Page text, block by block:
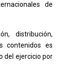
de
distribución,
contenidos es
del ejercicio por